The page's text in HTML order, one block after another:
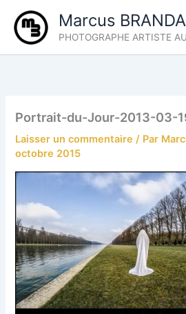
contenu
Marcus
PHOTOGRAPHE ARTISTE
Portrait-du-Jour-2013-03-
Laisser un commentaire / Par
octobre 2015